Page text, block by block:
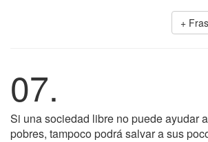
+
07.
Si una sociedad libre no puede ayudar
pobres, tampoco podrá salvar a sus